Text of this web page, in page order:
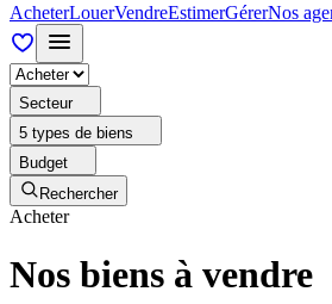
AcheterLouerVendreEstimerGérerNos
Secteur
5 types de biens
Budget
Rechercher
Acheter
Nos biens à vendre